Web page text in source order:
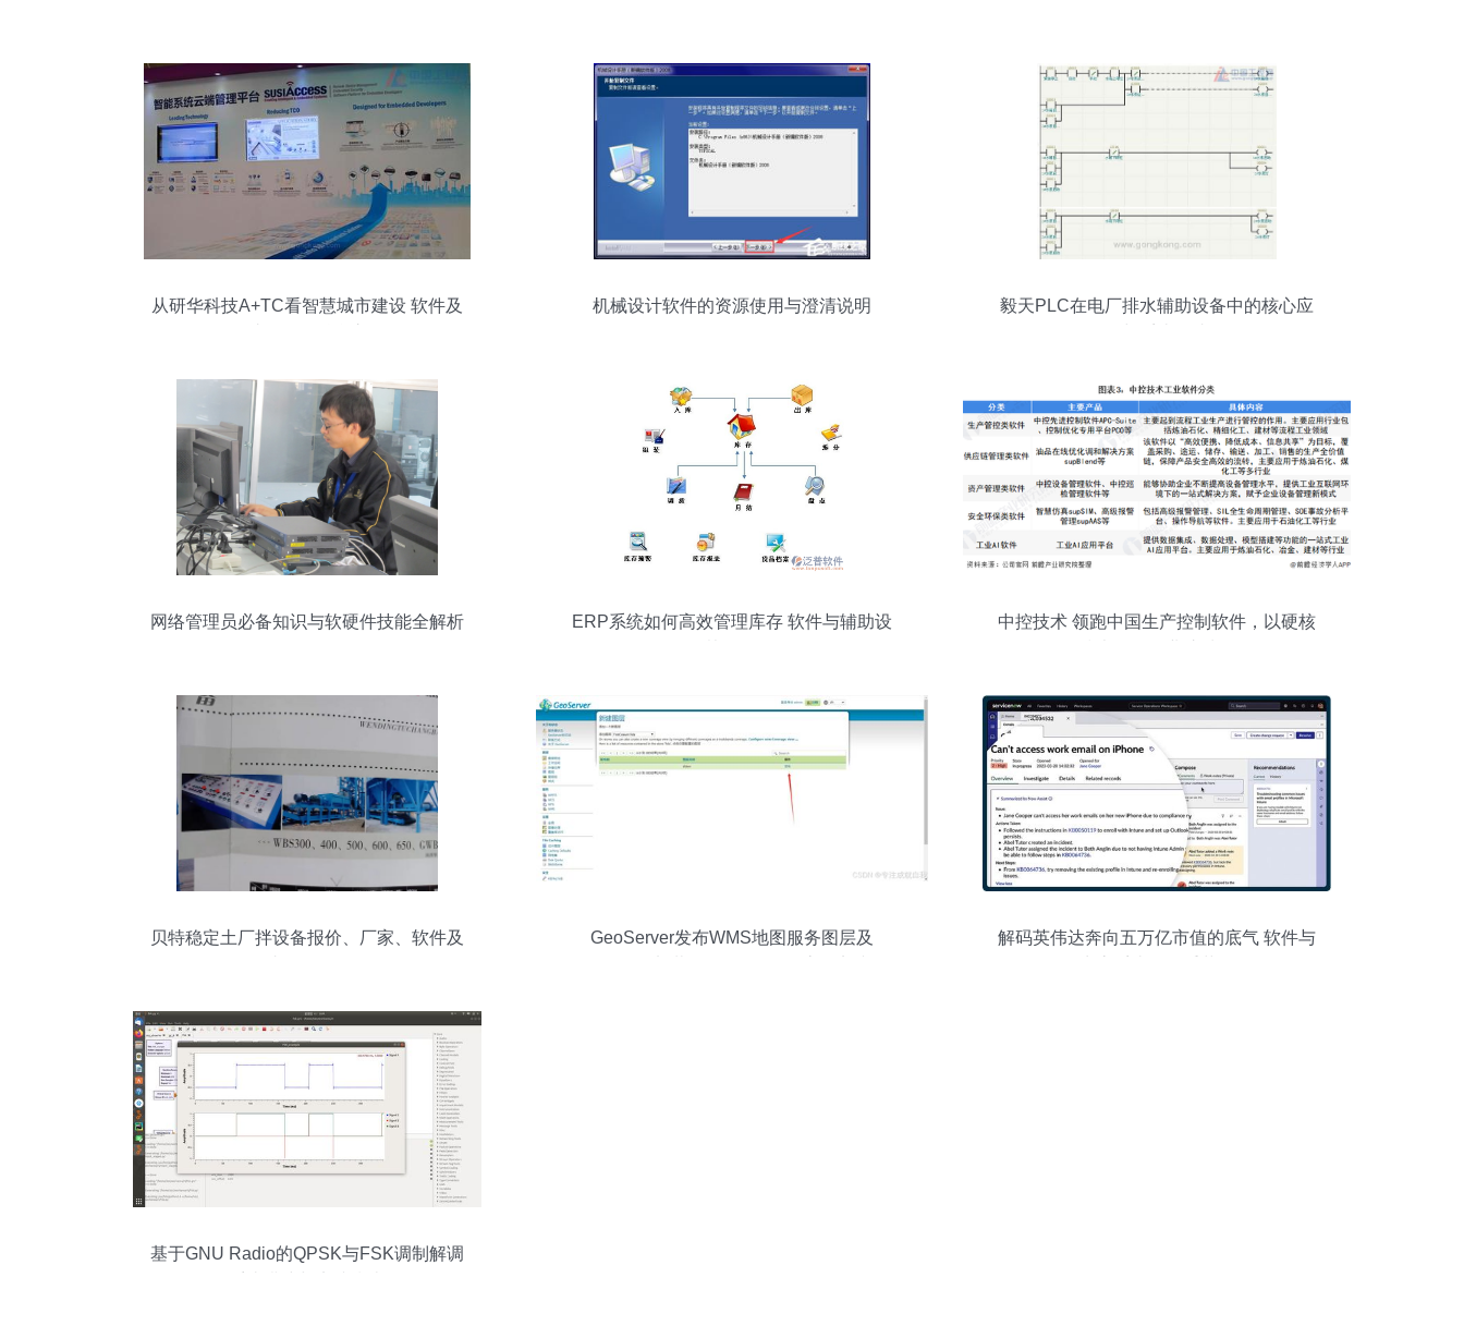
从研华科技A+TC看智慧城市建设 软件及
机械设计软件的资源使用与澄清说明
毅天PLC在电厂排水辅助设备中的核心应
网络管理员必备知识与软硬件技能全解析
ERP系统如何高效管理库存 软件与辅助设
中控技术 领跑中国生产控制软件，以硬核
贝特稳定土厂拌设备报价、厂家、软件及
GeoServer发布WMS地图服务图层及
解码英伟达奔向五万亿市值的底气 软件与
基于GNU Radio的QPSK与FSK调制解调